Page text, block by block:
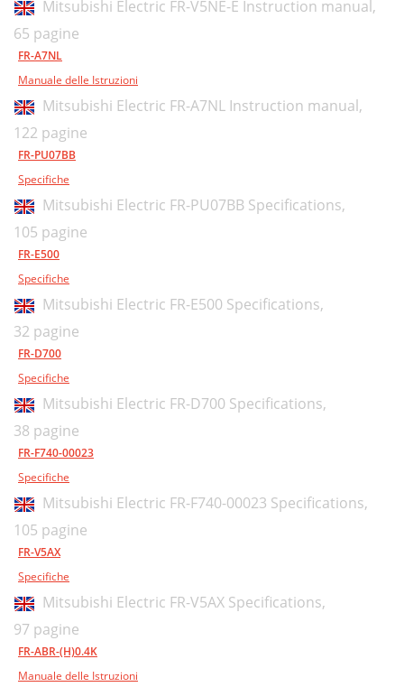
Mitsubishi Electric FR-V5NE-E Instruction manual,
65 pagine
FR-A7NL
Manuale delle Istruzioni
Mitsubishi Electric FR-A7NL Instruction manual,
122 pagine
FR-PU07BB
Specifiche
Mitsubishi Electric FR-PU07BB Specifications,
105 pagine
FR-E500
Specifiche
Mitsubishi Electric FR-E500 Specifications,
32 pagine
FR-D700
Specifiche
Mitsubishi Electric FR-D700 Specifications,
38 pagine
FR-F740-00023
Specifiche
Mitsubishi Electric FR-F740-00023 Specifications,
105 pagine
FR-V5AX
Specifiche
Mitsubishi Electric FR-V5AX Specifications,
97 pagine
FR-ABR-(H)0.4K
Manuale delle Istruzioni